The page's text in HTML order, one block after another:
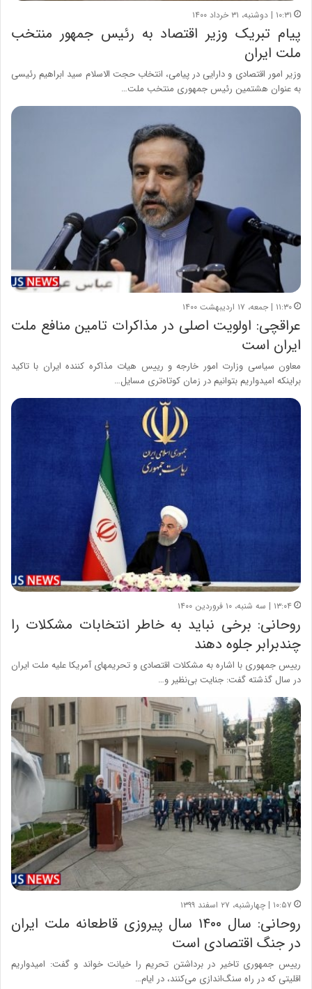
۱۰:۳۱ | دوشنبه، ۳۱ خرداد ۱۴۰۰
پیام تبریک وزیر اقتصاد به رئیس جمهور منتخب
ملت ایران
وزیر امور اقتصادی و دارایی در پیامی، انتخاب حجت الاسلام سید ابراهیم رئیسی
به عنوان هشتمین رئیس جمهوری منتخب ملت…
۱۱:۳۰ | جمعه، ۱۷ اردیبهشت ۱۴۰۰
عراقچی: اولویت اصلی در مذاکرات تامین منافع ملت
ایران است
معاون سیاسی وزارت امور خارجه و رییس هیات مذاکره کننده ایران با تاکید
براینکه امیدواریم بتوانیم در زمان کوتاه‌تری مسایل…
۱۳:۰۴ | سه شنبه، ۱۰ فروردین ۱۴۰۰
روحانی: برخی نباید به خاطر انتخابات مشکلات را
چندبرابر جلوه دهند
رییس جمهوری با اشاره به مشکلات اقتصادی و تحریمهای آمریکا علیه ملت ایران
در سال گذشته گفت: جنایت بی‌نظیر و…
۱۰:۵۷ | چهارشنبه، ۲۷ اسفند ۱۳۹۹
روحانی: سال ۱۴۰۰ سال پیروزی قاطعانه ملت ایران
در جنگ اقتصادی است
رییس جمهوری تاخیر در برداشتن تحریم را خیانت خواند و گفت: امیدواریم
اقلیتی که در راه سنگ‌اندازی می‌کنند، در ایام…